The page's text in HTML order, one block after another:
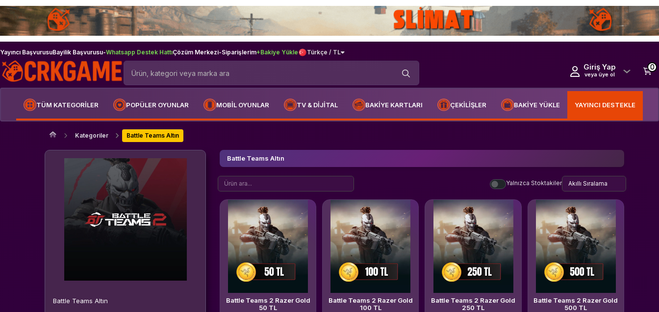
Yayıncı BaşvurusuBayilik Başvurusu-Whatsapp Destek HattıÇözüm Merkezi-Siparişlerim+Bakiye Yükle Türkçe / TL
Giriş Yap
veya üye ol
0
TÜM KATEGORİLER POPÜLER OYUNLAR MOBİL OYUNLAR TV & DİJİTAL BAKİYE KARTLARI ÇEKİLİŞLER BAKİYE YÜKLE YAYINCI DESTEKLE
Kategoriler Battle Teams Altın
Battle Teams Altın
Battle Teams Altın
Yalnızca Stoktakiler
Battle Teams 2 Razer Gold
50 TL
Battle Teams 2 Razer Gold
100 TL
Battle Teams 2 Razer Gold
250 TL
Battle Teams 2 Razer Gold
500 TL